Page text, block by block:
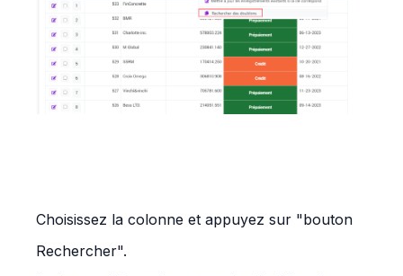
Choisissez la colonne et appuyez sur "bouton
Rechercher".